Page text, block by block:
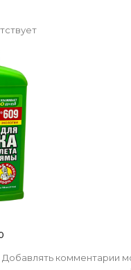
Добавлять комментарии